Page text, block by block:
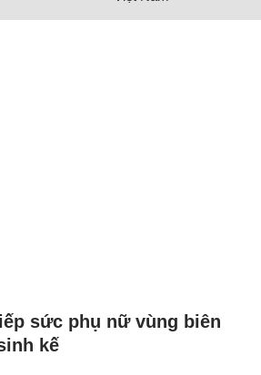
sức phụ nữ vùng biên
kế